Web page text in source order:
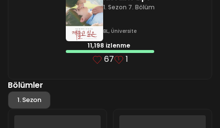
1. Sezon 7. Bölüm
BL, Üniversite
11,198 izlenme
67 1
Bölümler
1. Sezon